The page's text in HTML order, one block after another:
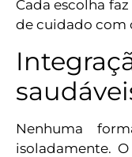
Cada escolha
de cuidado com
Nenhuma
isoladamente.